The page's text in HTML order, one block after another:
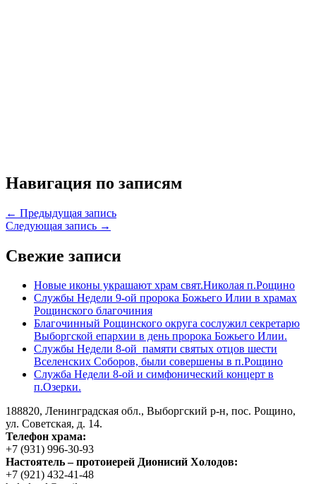
Навигация по записям
← Предыдущая запись
Следующая запись →
Свежие записи
Новые иконы украшают храм свят.Николая п.Рощино
Службы Недели 9-ой пророка Божьего Илии в храмах
Рощинского благочиния
Благочинный Рощинского округа сослужил секретарю
Выборгской епархии в день пророка Божьего Илии.
Службы Недели 8-ой памяти святых отцов шести
Вселенских Соборов, были совершены в п.Рощино
Служба Недели 8-ой и симфонический концерт в
п.Озерки.
188820, Ленинградская обл., Выборгский р-н, пос. Рощино,
ул. Советская, д. 14.
Телефон храма:
+7 (931) 996-30-93
Настоятель – протоиерей Дионисий Холодов:
+7 (921) 432-41-48